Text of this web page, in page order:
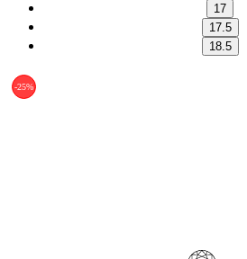
17
17.5
18.5
-25%